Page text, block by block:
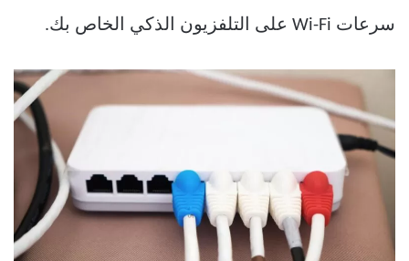
سرعات Wi-Fi على التلفزيون الذكي الخاص بك.